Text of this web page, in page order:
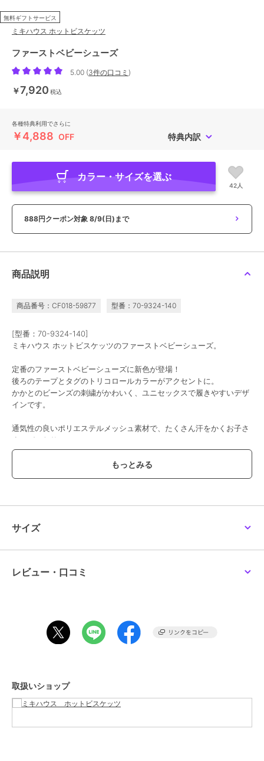
無料ギフトサービス
ミキハウス ホットビスケッツ
ファーストベビーシューズ
5.00 (3件の口コミ )
￥7,920 税込
各種特典利用でさらに
￥4,888 OFF 特典内訳
カラー・サイズを選ぶ
42人
888円クーポン対象 8/9(日)まで
商品説明
商品番号：CF018-59877 型番：70-9324-140
[型番：70-9324-140]
ミキハウス ホットビスケッツのファーストベビーシューズ。
定番のファーストベビーシューズに新色が登場！
後ろのテープとタグのトリコロールカラーがアクセントに。
かかとのビーンズの刺繍がかわいく、ユニセックスで履きやすいデザ
インです。
通気性の良いポリエステルメッシュ素材で、たくさん汗をかくお子さ
まにぴったり。
ご出産祝いやギフト、通園用としてもおすすめ◎
【ミキハウス ファーストシューズ】
ファーストシューズは、まだまだ不安定で転びやすい赤ちゃんの歩行
自然で正しい歩き方を促すシューズです。
ようにしています。
■フレックスソール
サイズ
レビュー・口コミ
取扱いショップ